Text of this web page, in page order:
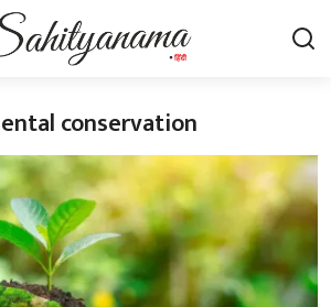
Register
conservation